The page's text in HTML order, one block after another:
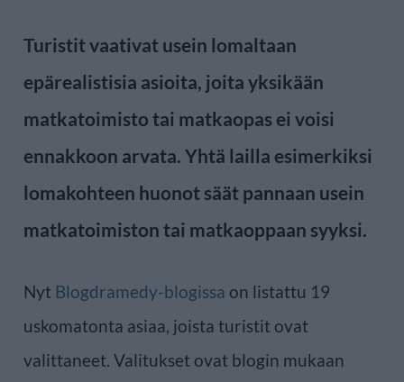
Turistit vaativat usein lomaltaan
epärealistisia asioita, joita yksikään
matkatoimisto tai matkaopas ei voisi
ennakkoon arvata. Yhtä lailla esimerkiksi
lomakohteen huonot säät pannaan usein
matkatoimiston tai matkaoppaan syyksi.
Nyt Blogdramedy-blogissa on listattu 19
uskomatonta asiaa, joista turistit ovat
valittaneet. Valitukset ovat blogin mukaan